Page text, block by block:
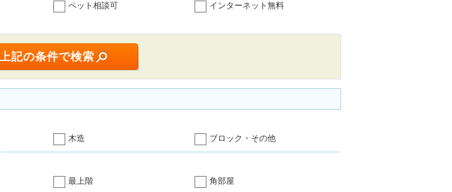
ペット相談可
インターネット無料
木造 ブロック・その他
最上階
角部屋